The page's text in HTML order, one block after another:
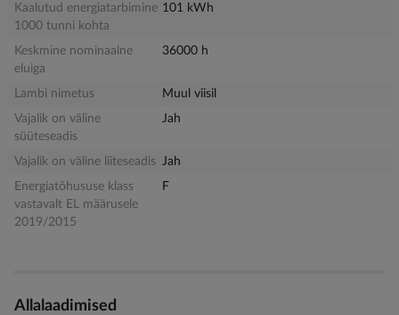
Kaalutud energiatarbimine
1000 tunni kohta
101 kWh
Keskmine nominaalne
eluiga
36000 h
Lambi nimetus
Muul viisil
Vajalik on väline
süüteseadis
Jah
Vajalik on väline liiteseadis
Jah
Energiatõhususe klass
vastavalt EL määrusele
2019/2015
F
Allalaadimised